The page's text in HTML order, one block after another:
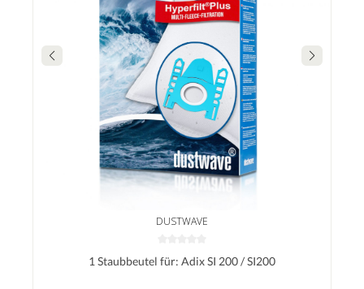
DUSTWAVE
1 Staubbeutel für: Adix SI 200 / SI200